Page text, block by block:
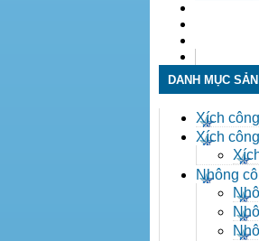
DANH MỤC
Xích
Toàn Phát
Xích
Nhông